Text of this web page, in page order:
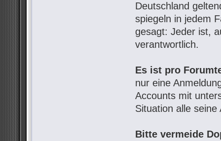
Deutschland
spiegeln in jedem
gesagt: Jeder ist,
verantwortlich.
Es ist pro
nur eine
Accounts mit
Situation alle
Bitte vermeide